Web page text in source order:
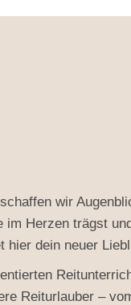
wir
im Herzen trägst
hier dein neuer
Reiturlauber –